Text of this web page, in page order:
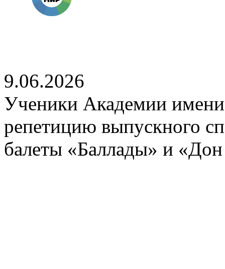
9.06.2026
Ученики Академии имени
репетицию выпускного
балеты «Баллады» и